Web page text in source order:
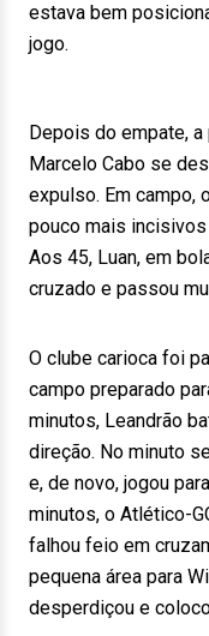
estava bem
jogo.
Depois do empate,
Marcelo Cabo se
expulso. Em campo,
pouco mais
Aos 45, Luan, em
cruzado e passou
O clube carioca foi
campo preparado
minutos, Leandrão
direção. No minuto
e, de novo, jogou
minutos, o Atlético-
falhou feio em
pequena área para
desperdiçou e